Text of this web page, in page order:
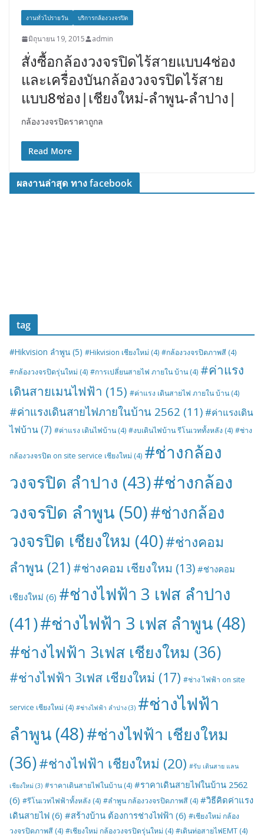
งานทั่วไปรายวัน บริการกล้องวงจรปิด
มิถุนายน 19, 2015 admin
สั่งซื้อกล้องวงจรปิดไร้สายแบบ4ช่อง
และเครื่องบันกล้องวงจรปิดไร้สาย
แบบ8ช่อง|เชียงใหม่-ลำพูน-ลำปาง|
กล้องวงจรปิดราคาถูกล
Read More
ผลงานล่าสุด ทาง facebook
tag
#Hikvision ลำพูน (5) #Hikvision เชียงใหม่ (4) #กล้องวงจรปิดภาพสี (4)
#กล้องวงจรปิดรุ่นใหม่ (4) #การเปลี่ยนสายไฟ ภายใน บ้าน (4) #ค่าแรง
เดินสายเมนไฟฟ้า (15) #ค่าแรง เดินสายไฟ ภายใน บ้าน (4)
#ค่าแรงเดินสายไฟภายในบ้าน 2562 (11) #ค่าแรงเดิน
ไฟบ้าน(7) #ค่าแรง เดินไฟบ้าน (4) #งบเดินไฟบ้าน รีโนเวททั้งหลัง (4) #ช่าง
กล้องวงจรปิด on site service เชียงใหม่ (4) #ช่างกล้อง
วงจรปิด ลำปาง (43)#ช่างกล้อง
วงจรปิด ลำพูน (50)#ช่างกล้อง
วงจรปิด เชียงใหม (40)#ช่างคอม
ลำพูน (21) #ช่างคอม เชียงใหม (13) #ช่างคอม
เชียงใหม่ (6) #ช่างไฟฟ้า 3 เฟส ลำปาง
(41)#ช่างไฟฟ้า 3 เฟส ลำพูน (48)
#ช่างไฟฟ้า 3เฟส เชียงใหม (36)
#ช่างไฟฟ้า 3เฟส เชียงใหม่ (17) #ช่าง ไฟฟ้า on site
service เชียงใหม่ (4) #ช่างไฟฟ้า ลำปาง (3) #ช่างไฟฟ้า
ลำพูน (48)#ช่างไฟฟ้า เชียงใหม
(36)#ช่างไฟฟ้า เชียงใหม่ (20) #รับ เดินสาย แลน
เชียงใหม่ (3) #ราคาเดินสายไฟในบ้าน (4) #ราคาเดินสายไฟในบ้าน 2562
(6) #รีโนเวทไฟฟ้าทั้งหลัง (4) #ลำพูน กล้องวงจรปิดภาพสี (4) #วิธีคิดค่าแรง
เดินสายไฟ (6) #สร้างบ้าน ต้องการช่างไฟฟ้า (6) #เชียงใหม่ กล้อง
วงจรปิดภาพสี (4) #เชียงใหม่ กล้องวงจรปิดรุ่นใหม่ (4) #เดินท่อสายไฟEMT (4)